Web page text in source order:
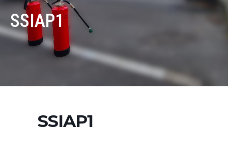
SSIAP1
SSIAP1